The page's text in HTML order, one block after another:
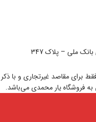
ملی – پلاک 347
برای مقاصد غیرتجاری و با ذکر
فروشگاه یار محمدی می‌باشد.